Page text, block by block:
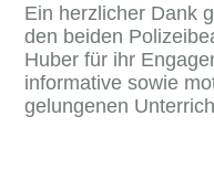
Ein herzlicher Dank
den beiden
Huber für ihr
informative sowie
gelungenen